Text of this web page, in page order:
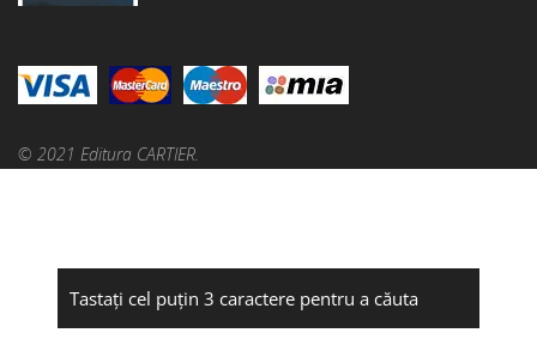
© 2021 Editura CARTIER.